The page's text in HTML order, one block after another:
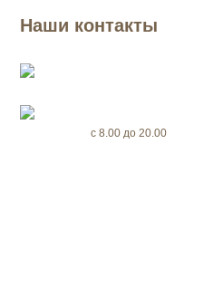
Наши контакты
с 8.00 до 20.00